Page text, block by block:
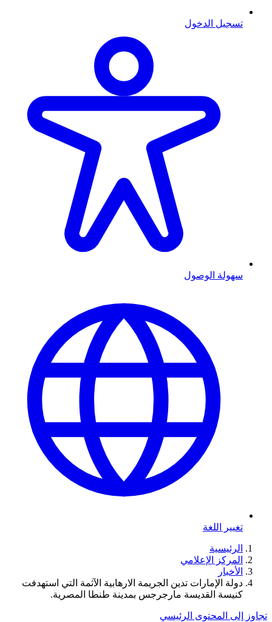
تسجيل الدخول
سهولة الوصول
تغيير اللغة
الرئيسية
المركز الإعلامي
الأخبار
دولة الإمارات تدين الجريمة الارهابية الآثمة التي استهدفت
كنيسة القديسة مارجرجس بمدينة طنطا المصرية.
تجاوز إلى المحتوى الرئيسي